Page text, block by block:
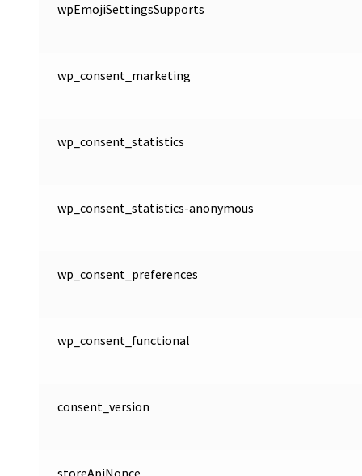
wpEmojiSettingsSupports
wp_consent_marketing
wp_consent_statistics
wp_consent_statistics-anonymous
wp_consent_preferences
wp_consent_functional
consent_version